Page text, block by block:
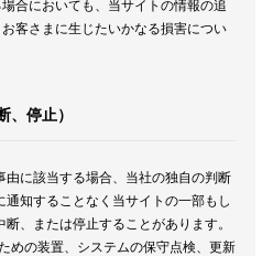
合においても、当サイトの情報の追
客さまに生じたいかなる損害につい
停止）
由に該当する場合、当社の独自の判断
通知することなく当サイトの一部もし
、または停止することがあります。
めの装置、システムの保守点検、更新